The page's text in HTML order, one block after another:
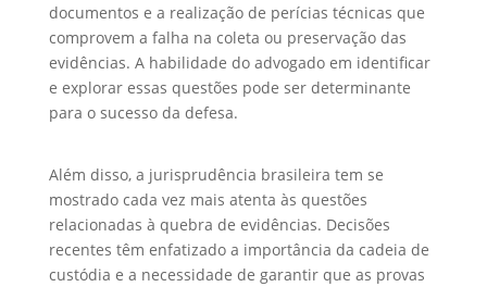
documentos e a realização de perícias técnicas que
comprovem a falha na coleta ou preservação das
evidências. A habilidade do advogado em identificar
e explorar essas questões pode ser determinante
para o sucesso da defesa.
Além disso, a jurisprudência brasileira tem se
mostrado cada vez mais atenta às questões
relacionadas à quebra de evidências. Decisões
recentes têm enfatizado a importância da cadeia de
custódia e a necessidade de garantir que as provas